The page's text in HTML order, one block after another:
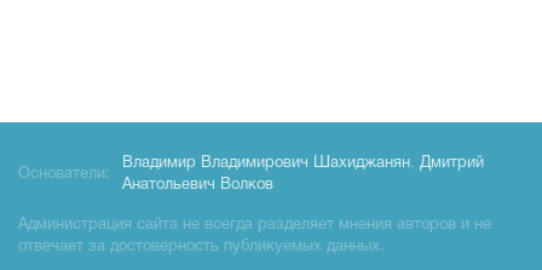
Основатели:
Владимир Владимирович Шахиджанян, Дмитрий
Анатольевич Волков
Администрация сайта не всегда разделяет мнения авторов и не
отвечает за достоверность публикуемых данных.